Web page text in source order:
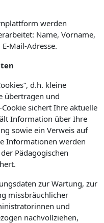
werden
Name, Vorname,
Mail-Adresse.
d.h. kleine
übertragen und
sichert Ihre aktuelle
Information über Ihre
sowie ein Verweis auf
Informationen werden
Pädagogischen
zur Wartung, zur
missbräuchlicher
und
nachvollziehen,